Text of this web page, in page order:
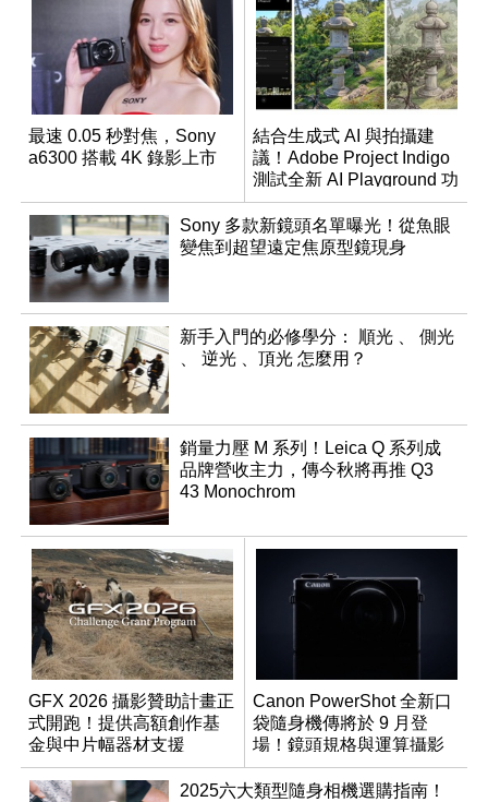
最速 0.05 秒對焦，Sony
a6300 搭載 4K 錄影上市
結合生成式 AI 與拍攝建
議！Adobe Project Indigo
測試全新 AI Playground 功
能
Sony 多款新鏡頭名單曝光！從魚眼
變焦到超望遠定焦原型鏡現身
新手入門的必修學分： 順光 、 側光
、 逆光 、頂光 怎麼用？
銷量力壓 M 系列！Leica Q 系列成
品牌營收主力，傳今秋將再推 Q3
43 Monochrom
GFX 2026 攝影贊助計畫正
式開跑！提供高額創作基
金與中片幅器材支援
Canon PowerShot 全新口
袋隨身機傳將於 9 月登
場！鏡頭規格與運算攝影
升級成為焦點
2025六大類型隨身相機選購指南！